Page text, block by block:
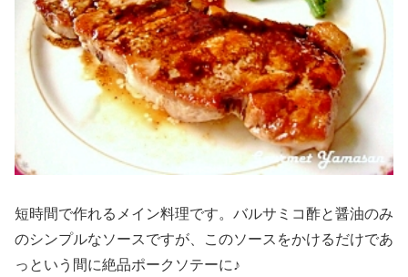
短時間で作れるメイン料理です。バルサミコ酢と醤油のみ
のシンプルなソースですが、このソースをかけるだけであ
っという間に絶品ポークソテーに♪